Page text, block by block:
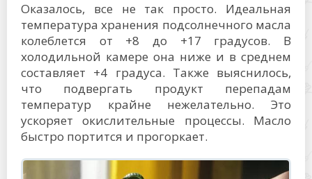
Оказалось, все не так просто. Идеальная
температура хранения подсолнечного масла
колеблется от +8 до +17 градусов. В
холодильной камере она ниже и в среднем
составляет +4 градуса. Также выяснилось,
что подвергать продукт перепадам
температур крайне нежелательно. Это
ускоряет окислительные процессы. Масло
быстро портится и прогоркает.